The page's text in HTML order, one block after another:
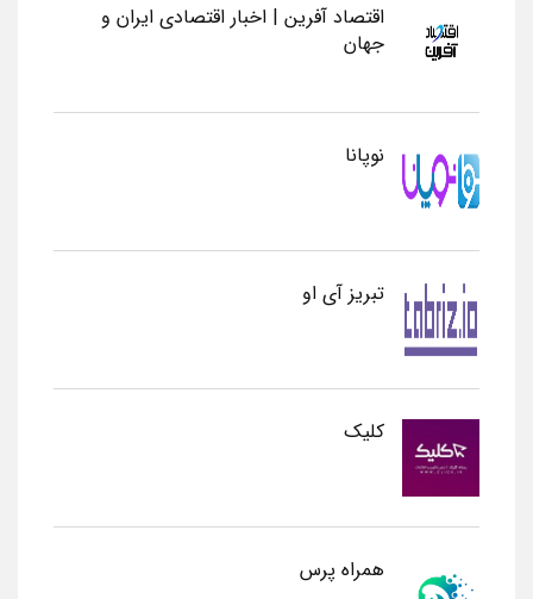
اقتصاد آفرین | اخبار اقتصادی ایران و
جهان
نوپانا
تبریز آی او
کلیک
همراه پرس